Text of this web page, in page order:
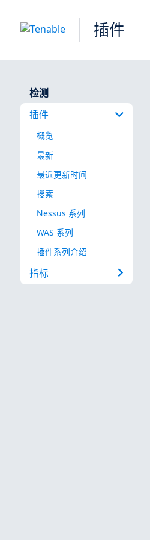
插件
检测
插件
概览
最新
最近更新时间
搜索
Nessus 系列
WAS 系列
插件系列介绍
指标